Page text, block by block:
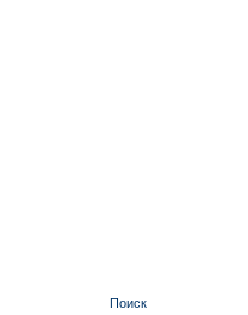
Поиск